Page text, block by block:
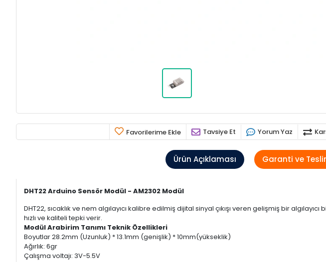
Favorilerime Ekle Tavsiye Et Yorum Yaz
Ürün Açıklaması Garanti ve
DHT22 Arduino Sensör Modül - AM2302 Modül
DHT22, sıcaklık ve nem algılayıcı kalibre edilmiş dijital sinyal çıkışı veren gelişmiş bir
hızlı ve kaliteli tepki verir.
Modül Arabirim Tanımı Teknik Özellikleri
Boyutlar 28.2mm (Uzunluk) * 13.1mm (genişlik) * 10mm(yükseklik)
Ağırlık: 6gr
Çalışma voltajı: 3V-5.5V